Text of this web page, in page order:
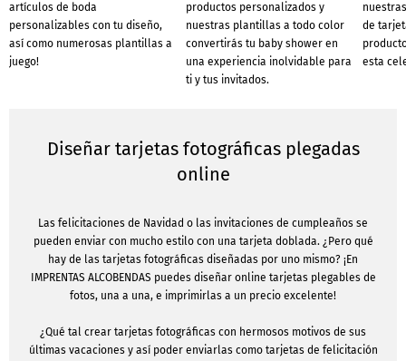
artículos de boda
personalizables con tu diseño,
así como numerosas plantillas a
juego!
productos personalizados y
nuestras plantillas a todo color
convertirás tu baby shower en
una experiencia inolvidable para
ti y tus invitados.
de
esta
Diseñar tarjetas fotográficas plegadas
online
Las felicitaciones de Navidad o las invitaciones de cumpleaños se
pueden enviar con mucho estilo con una tarjeta doblada. ¿Pero qué
hay de las tarjetas fotográficas diseñadas por uno mismo? ¡En
IMPRENTAS ALCOBENDAS puedes diseñar online tarjetas plegables de
fotos, una a una, e imprimirlas a un precio excelente!
¿Qué tal crear tarjetas fotográficas con hermosos motivos de sus
últimas vacaciones y así poder enviarlas como tarjetas de felicitación